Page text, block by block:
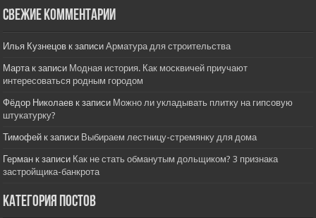
Свежие комментарии
Илья Кузнецов к записиАрматура для строительства
Мартак записи Модная история. Как москвичей приучают
интересоваться родным городом
Фёдор Николаев к записи Можно ли укладывать плитку на гипсовую
штукатурку?
Тимофей к записи Выбираем лестницу-стремянку для дома
Герман к записи Как не стать обманутым дольщиком? 3 признака
застройщика-банкрота
Категория постов